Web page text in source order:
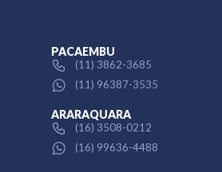
PACAEMBU
(11) 3862-3685
(11) 96387-3535
ARARAQUARA
(16) 3508-0212
(16) 99636-4488